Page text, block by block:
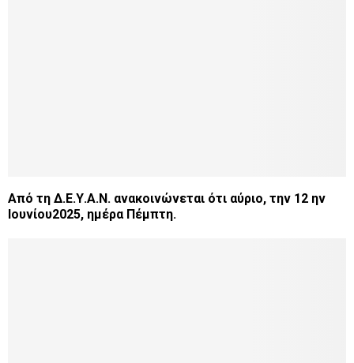
Από τη Δ.Ε.Υ.Α.Ν. ανακοινώνεται ότι αύριο, την 12 ην
Ιουνίου2025, ημέρα Πέμπτη.